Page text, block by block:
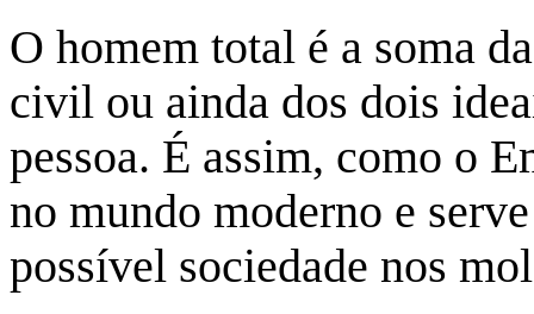
O homem total é a soma
civil ou ainda dos dois
pessoa. É assim, como o
no mundo moderno e
possível sociedade nos